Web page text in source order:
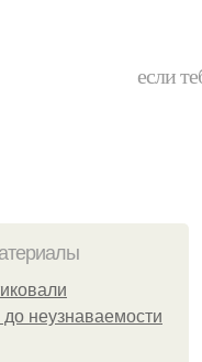
если
неузнаваемости